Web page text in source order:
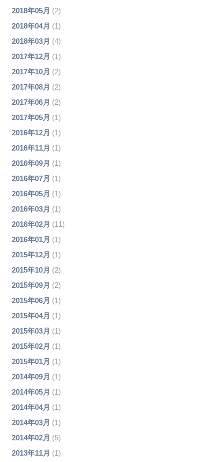
2018年05月 (2)
2018年04月 (1)
2018年03月 (4)
2017年12月 (1)
2017年10月 (2)
2017年08月 (2)
2017年06月 (2)
2017年05月 (1)
2016年12月 (1)
2016年11月 (1)
2016年09月 (1)
2016年07月 (1)
2016年05月 (1)
2016年03月 (1)
2016年02月 (11)
2016年01月 (1)
2015年12月 (1)
2015年10月 (2)
2015年09月 (2)
2015年06月 (1)
2015年04月 (1)
2015年03月 (1)
2015年02月 (1)
2015年01月 (1)
2014年09月 (1)
2014年05月 (1)
2014年04月 (1)
2014年03月 (1)
2014年02月 (5)
2013年11月 (1)